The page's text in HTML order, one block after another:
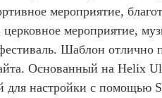
мероприятие,
церковное мероприятие,
Шаблон отлично
Основанный на Helix
для настройки с помощью